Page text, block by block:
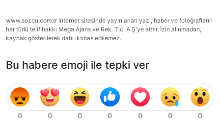
www.sozcu.com.tr internet sitesinde yayınlanan yazı, haber ve fotoğrafların
her türlü telif hakkı Mega Ajans ve Rek. Tic. A.Ş'ye aittir. İzin alınmadan,
kaynak gösterilerek dahi iktibas edilemez.
Bu habere emoji ile tepki ver